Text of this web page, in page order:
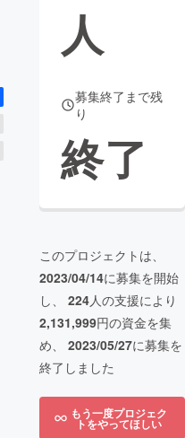
人
募集終了まで残
り
終了
このプロジェクトは、
2023/04/14に募集を開始
し、 224人の支援により
2,131,999円の資金を集
め、 2023/05/27に募集を
終了しました
もう一度プロジェク
トをやってほしい